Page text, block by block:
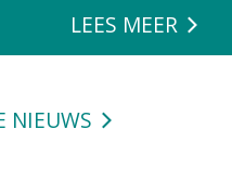
LEES MEER
NIEUWS